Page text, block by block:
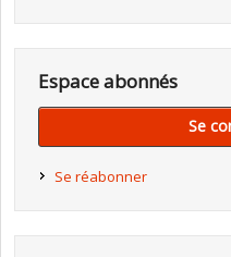
Espace abonnés
Se
Se réabonner